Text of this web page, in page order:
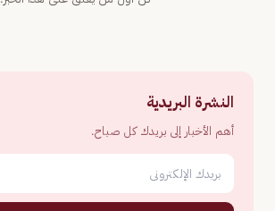
النشرة البريدية
أهم الأخبار إلى بريدك كل صباح.